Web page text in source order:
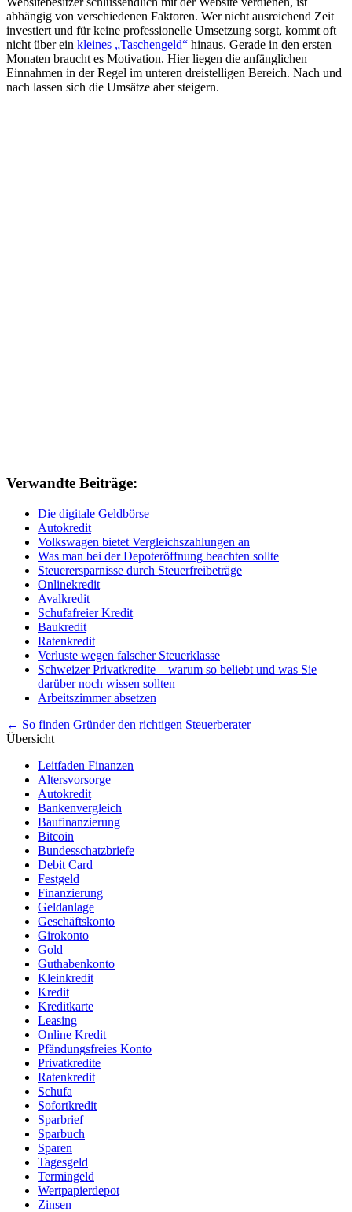
abhängig von verschiedenen Faktoren. Wer nicht ausreichend Zeit
investiert und für keine professionelle Umsetzung sorgt, kommt oft
nicht über ein kleines „Taschengeld“ hinaus. Gerade in den ersten
Monaten braucht es Motivation. Hier liegen die anfänglichen
Einnahmen in der Regel im unteren dreistelligen Bereich. Nach und
nach lassen sich die Umsätze aber steigern.
Verwandte Beiträge:
Die digitale Geldbörse
Autokredit
Volkswagen bietet Vergleichszahlungen an
Was man bei der Depoteröffnung beachten sollte
Steuerersparnisse durch Steuerfreibeträge
Onlinekredit
Avalkredit
Schufafreier Kredit
Baukredit
Ratenkredit
Verluste wegen falscher Steuerklasse
Schweizer Privatkredite – warum so beliebt und was Sie
darüber noch wissen sollten
Arbeitszimmer absetzen
Post
navigation
← So finden Gründer den richtigen Steuerberater
Übersicht
Leitfaden Finanzen
Altersvorsorge
Autokredit
Bankenvergleich
Baufinanzierung
Bitcoin
Bundesschatzbriefe
Debit Card
Festgeld
Finanzierung
Geldanlage
Geschäftskonto
Girokonto
Gold
Guthabenkonto
Kleinkredit
Kredit
Kreditkarte
Leasing
Online Kredit
Pfändungsfreies Konto
Privatkredite
Ratenkredit
Schufa
Sofortkredit
Sparbrief
Sparbuch
Sparen
Tagesgeld
Termingeld
Wertpapierdepot
Zinsen